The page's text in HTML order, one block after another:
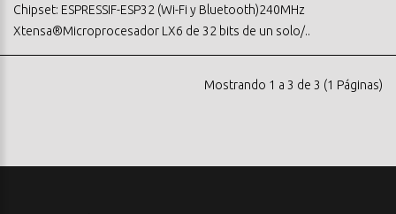
Chipset: ESPRESSIF-ESP32 (Wi-Fi y Bluetooth)240MHz
Xtensa®Microprocesador LX6 de 32 bits de un solo/..
Mostrando 1 a 3 de 3 (1 Páginas)